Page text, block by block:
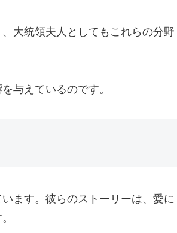
大統領夫人としてもこれらの分野
与えているのです。
ます。彼らのストーリーは、愛に